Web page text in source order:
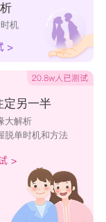
机
定另一半
大解析
脱单时机和方法